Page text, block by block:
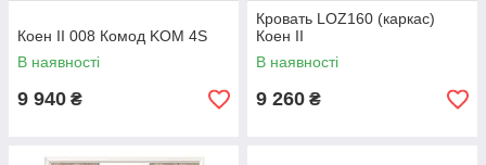
Коен II 008 Комод KOM 4S
В наявності
9 940 ₴
Кровать LOZ160 (каркас)
Коен II
В наявності
9 260 ₴